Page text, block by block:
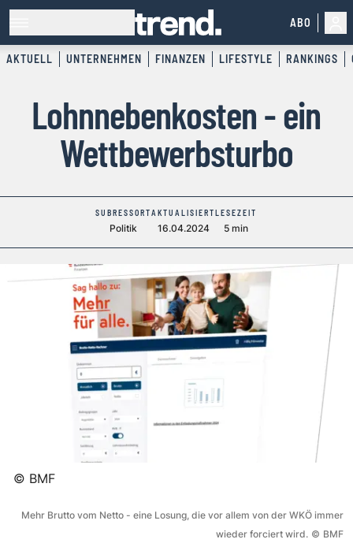
ABO
AKTUELL UNTERNEHMEN FINANZEN LIFESTYLE RANKINGS
Lohnnebenkosten - ein
Wettbewerbsturbo
SUBRESSORT
Politik
AKTUALISIERT
16.04.2024
LESEZEIT
5 min
© BMF
Mehr Brutto vom Netto - eine Losung, die vor allem von der WKÖ immer
wieder forciert wird. © BMF